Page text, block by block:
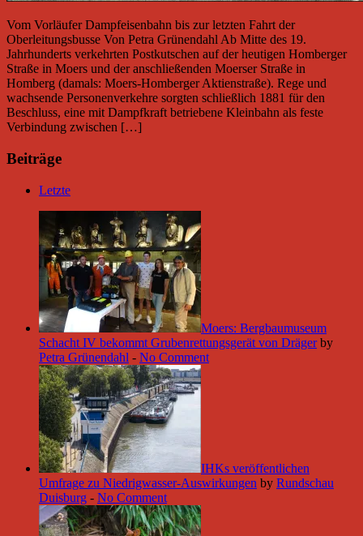
Vom Vorläufer Dampfeisenbahn bis zur letzten Fahrt der
Oberleitungsbusse Von Petra Grünendahl Ab Mitte des 19.
Jahrhunderts verkehrten Postkutschen auf der heutigen Homberger
Straße in Moers und der anschließenden Moerser Straße in
Homberg (damals: Moers-Homberger Aktienstraße). Rege und
wachsende Personenverkehre sorgten schließlich 1881 für den
Beschluss, eine mit Dampfkraft betriebene Kleinbahn als feste
Verbindung zwischen […]
Beiträge
Letzte
Moers: Bergbaumuseum
Schacht IV bekommt Grubenrettungsgerät von Dräger by
Petra Grünendahl - No Comment
IHKs veröffentlichen
Umfrage zu Niedrigwasser-Auswirkungen by Rundschau
Duisburg - No Comment